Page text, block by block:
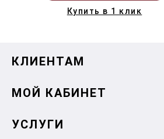
Купить в 1 клик
КЛИЕНТАМ
МОЙ КАБИНЕТ
УСЛУГИ